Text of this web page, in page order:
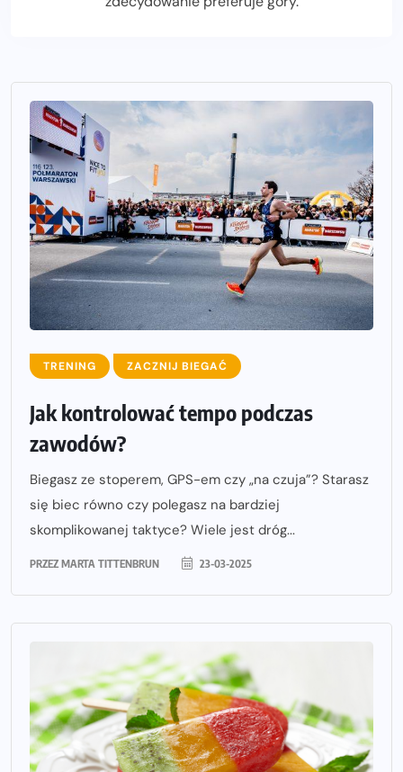
TRENING ZACZNIJ BIEGAĆ
Jak kontrolować tempo podczas
zawodów?
Biegasz ze stoperem, GPS-em czy „na czuja”? Starasz
się biec równo czy polegasz na bardziej
skomplikowanej taktyce? Wiele jest dróg...
PRZEZ MARTA TITTENBRUN 23-03-2025